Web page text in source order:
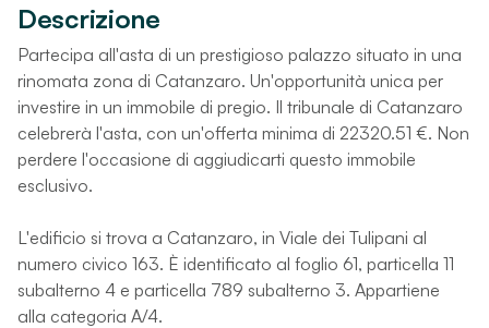
Descrizione
Partecipa all'asta di un prestigioso palazzo situato in una
rinomata zona di Catanzaro. Un'opportunità unica per
investire in un immobile di pregio. Il tribunale di Catanzaro
celebrerà l'asta, con un'offerta minima di 22320.51 €. Non
perdere l'occasione di aggiudicarti questo immobile
esclusivo.
L'edificio si trova a Catanzaro, in Viale dei Tulipani al
numero civico 163. È identificato al foglio 61, particella 11
subalterno 4 e particella 789 subalterno 3. Appartiene
alla categoria A/4.